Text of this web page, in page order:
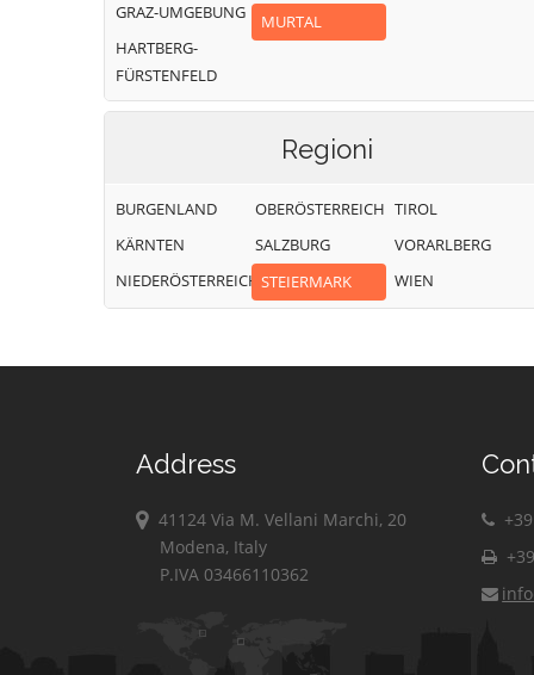
GRAZ-UMGEBUNG
HARTBERG-
FÜRSTENFELD
MURTAL
Regioni
BURGENLAND
KÄRNTEN
NIEDERÖSTERREICH
OBERÖSTERREICH
SALZBURG
STEIERMARK
TIROL
VORARLBERG
WIEN
Address
41124 Via M. Vellani Marchi, 20
Modena, Italy
P.IVA 03466110362